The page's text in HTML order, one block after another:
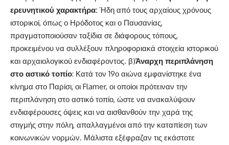
ερευνητικού χαρακτήρα: Ήδη από τους αρχαίους χρόνους
ιστορικοί, όπως ο Ηρόδοτος και ο Παυσανίας,
πραγματοποιούσαν ταξίδια σε διάφορους τόπους,
προκειμένου να συλλέξουν πληροφοριακά στοιχεία ιστορικού
και αρχαιολογικού ενδιαφέροντος. β)Άναρχη περιπλάνηση
στο αστικό τοπίο: Κατά τον 19ο αιώνα εμφανίστηκε ένα
κίνημα στο Παρίσι, οι Flamer, οι οποίοι πρότειναν την
περιπλάνηση στο αστικό τοπίο, ώστε να ανακαλύψουν
ενδιαφέρουσες όψεις και να αισθανθούν την χαρά της
στιγμής στην πόλη, απαλλαγμένοι από την καταπίεση των
κοινωνικών νορμών. Μάλιστα εξέφραζαν τις εκάστοτε